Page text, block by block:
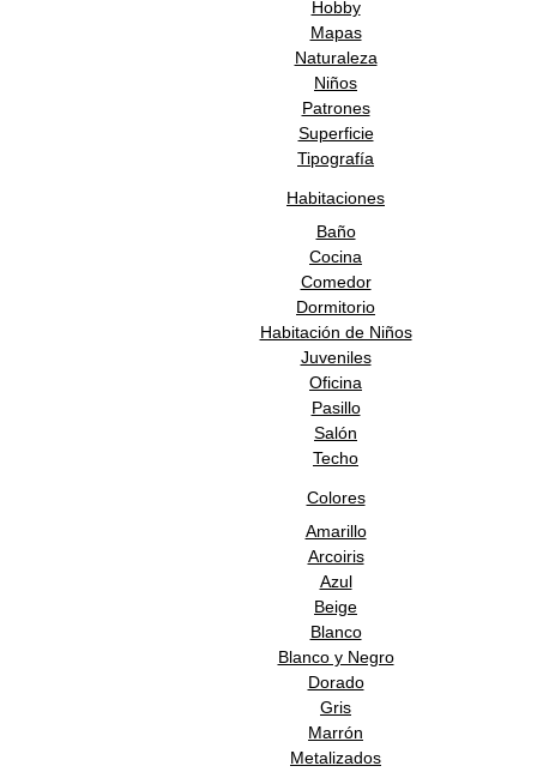
Hobby
Mapas
Naturaleza
Niños
Patrones
Superficie
Tipografía
Habitaciones
Baño
Cocina
Comedor
Dormitorio
Habitación de Niños
Juveniles
Oficina
Pasillo
Salón
Techo
Colores
Amarillo
Arcoiris
Azul
Beige
Blanco
Blanco y Negro
Dorado
Gris
Marrón
Metalizados